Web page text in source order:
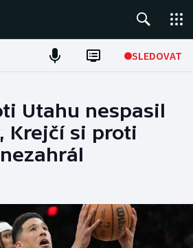
SLEDOVAT
Utahu nespasil
Krejčí si proti